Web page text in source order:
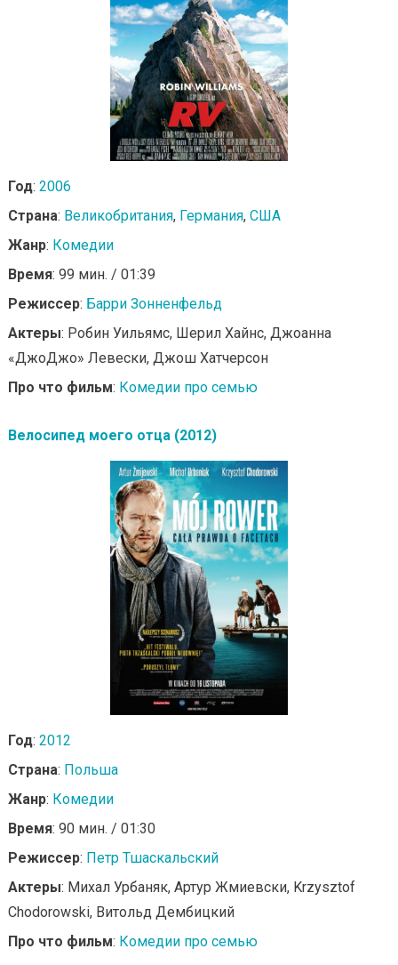
Год: 2006
Страна: Великобритания, Германия, США
Жанр: Комедии
Время: 99 мин. / 01:39
Режиссер: Барри Зонненфельд
Актеры: Робин Уильямс, Шерил Хайнс, Джоанна
«ДжоДжо» Левески, Джош Хатчерсон
Про что фильм: Комедии про семью
Велосипед моего отца (2012)
Год: 2012
Страна: Польша
Жанр: Комедии
Время: 90 мин. / 01:30
Режиссер: Петр Тшаскальский
Актеры: Михал Урбаняк, Артур Жмиевски, Krzysztof
Chodorowski, Витольд Дембицкий
Про что фильм: Комедии про семью